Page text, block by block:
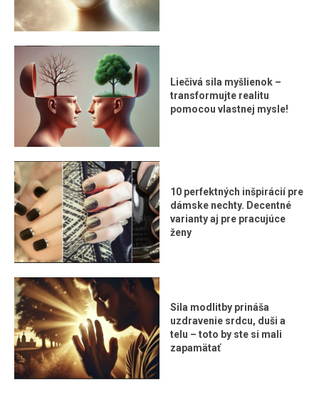
Liečivá sila myšlienok –
transformujte realitu
pomocou vlastnej mysle!
10 perfektných inšpirácií pre
dámske nechty. Decentné
varianty aj pre pracujúce
ženy
Sila modlitby prináša
uzdravenie srdcu, duši a
telu – toto by ste si mali
zapamätať